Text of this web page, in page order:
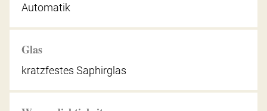
Automatik
Glas
kratzfestes Saphirglas